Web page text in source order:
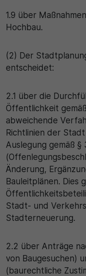
1.9 über
Hochbau.
(2) Der
entscheidet:
2.1 über die
Öffentlichkeit
abweichende
Richtlinien der
Auslegung gemäß §
Änderung,
Bauleitplänen. Dies
Stadt- und
Stadterneuerung.
2.2 über Anträge
von Baugesuchen)
(baurechtliche